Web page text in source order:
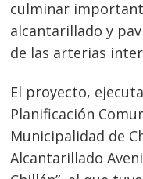
culminar
alcantarillado y
de las arterias
El proyecto,
Planificación
Municipalidad de
Alcantarillado